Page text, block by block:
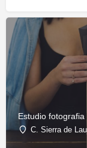
Estudio
C. Sierra de